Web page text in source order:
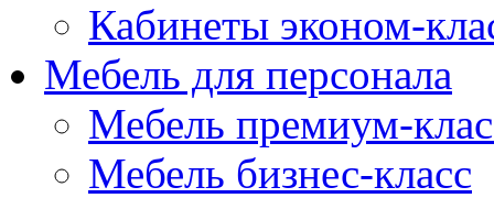
Кабинеты эконом-
Мебель для персонала
Мебель премиум-
Мебель бизнес-класс